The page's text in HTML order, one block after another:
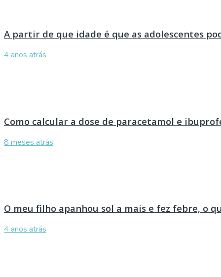
A partir de que idade é que as adolescentes
4 anos atrás
Como calcular a dose de paracetamol e
8 meses atrás
O meu filho apanhou sol a mais e fez febre, o
4 anos atrás